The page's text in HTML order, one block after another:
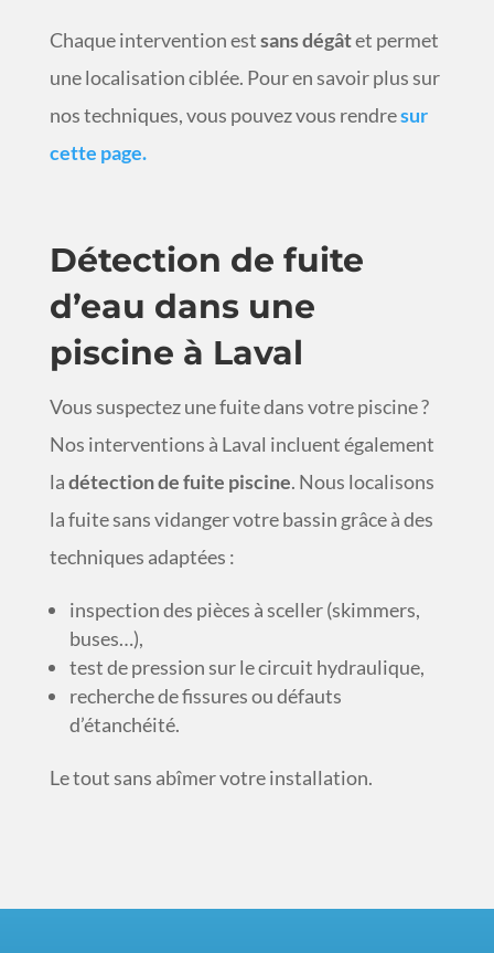
Chaque intervention estsans dégâtet permet
une localisation ciblée. Pour en savoir plus sur
nos techniques, vous pouvez vous rendresur
cette page.
Détection de fuite
d’eau dans une
piscine à Laval
Vous suspectez une fuite dans votre piscine ?
Nos interventions à Laval incluent également
ladétection de fuite piscine. Nous localisons
la fuite sans vidanger votre bassin grâce à des
techniques adaptées :
inspection des pièces à sceller (skimmers,
buses…),
test de pression sur le circuit hydraulique,
recherche de fissures ou défauts
d’étanchéité.
Le tout sans abîmer votre installation.